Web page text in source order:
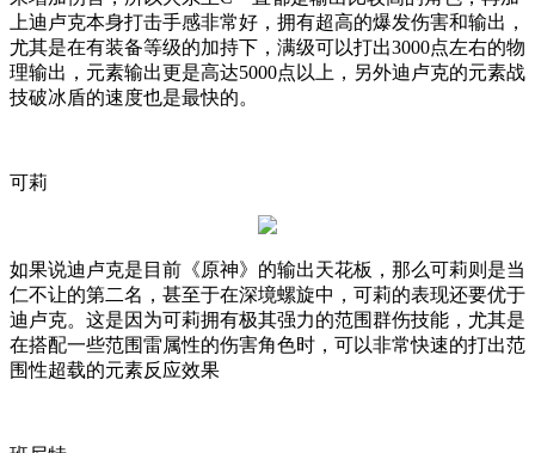
上迪卢克本身打击手感非常好，拥有超高的爆发伤害和输出，
尤其是在有装备等级的加持下，满级可以打出3000点左右的物
理输出，元素输出更是高达5000点以上，另外迪卢克的元素战
技破冰盾的速度也是最快的。
可莉
如果说迪卢克是目前《原神》的输出天花板，那么可莉则是当
仁不让的第二名，甚至于在深境螺旋中，可莉的表现还要优于
迪卢克。这是因为可莉拥有极其强力的范围群伤技能，尤其是
在搭配一些范围雷属性的伤害角色时，可以非常快速的打出范
围性超载的元素反应效果